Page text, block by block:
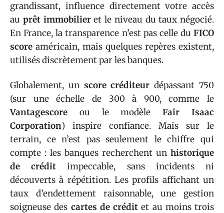
grandissant, influence directement votre accès
au prêt immobilieret le niveau du taux négocié.
En France, la transparence n’est pas celle du FICO
score américain, mais quelques repères existent,
utilisés discrètement par les banques.
Globalement, un score créditeur dépassant 750
(sur une échelle de 300 à 900, comme le
Vantagescore ou le modèleFair Isaac
Corporation) inspire confiance. Mais sur le
terrain, ce n’est pas seulement le chiffre qui
compte : les banques recherchent un historique
de crédit impeccable, sans incidents ni
découverts à répétition. Les profils affichant un
taux d’endettement raisonnable, une gestion
soigneuse des cartes de crédit et au moins trois